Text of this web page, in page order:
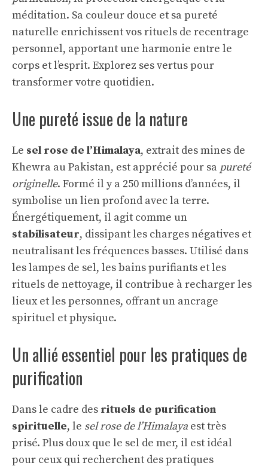
méditation. Sa couleur douce et sa pureté
naturelle enrichissent vos rituels de recentrage
personnel, apportant une harmonie entre le
corps et l’esprit. Explorez ses vertus pour
transformer votre quotidien.
Une pureté issue de la nature
Le sel rose de l’Himalaya, extrait des mines de
Khewra au Pakistan, est apprécié pour sa pureté
originelle. Formé il y a 250 millions d’années, il
symbolise un lien profond avec la terre.
Énergétiquement, il agit comme un
stabilisateur, dissipant les charges négatives et
neutralisant les fréquences basses. Utilisé dans
les lampes de sel, les bains purifiants et les
rituels de nettoyage, il contribue à recharger les
lieux et les personnes, offrant un ancrage
spirituel et physique.
Un allié essentiel pour les pratiques de
purification
Dans le cadre des rituels de purification
spirituelle, le sel rose de l’Himalaya est très
prisé. Plus doux que le sel de mer, il est idéal
pour ceux qui recherchent des pratiques